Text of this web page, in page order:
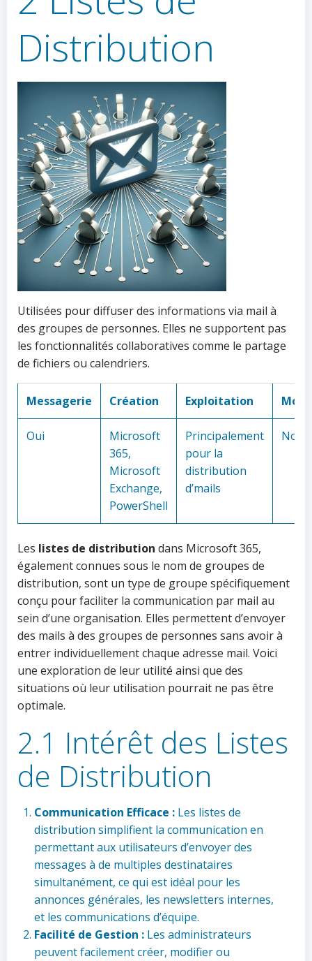
Distribution
Utilisées pour diffuser des informations via mail à
des groupes de personnes. Elles ne supportent pas
les fonctionnalités collaboratives comme le partage
de fichiers ou calendriers.
Messagerie Création Exploitation
Oui
Microsoft
365,
Microsoft
Exchange,
PowerShell
Principalement
pour la
distribution
d’mails
Non
Les listes de distribution dans Microsoft 365,
également connues sous le nom de groupes de
distribution, sont un type de groupe spécifiquement
conçu pour faciliter la communication par mail au
sein d’une organisation. Elles permettent d’envoyer
des mails à des groupes de personnes sans avoir à
entrer individuellement chaque adresse mail. Voici
une exploration de leur utilité ainsi que des
situations où leur utilisation pourrait ne pas être
optimale.
2.1 Intérêt des Listes
de Distribution
Communication Efficace : Les listes de
distribution simplifient la communication en
permettant aux utilisateurs d’envoyer des
messages à de multiples destinataires
simultanément, ce qui est idéal pour les
annonces générales, les newsletters internes,
et les communications d’équipe.
Facilité de Gestion : Les administrateurs
peuvent facilement créer, modifier ou